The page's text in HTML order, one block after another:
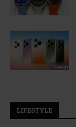
LIFESTYLE